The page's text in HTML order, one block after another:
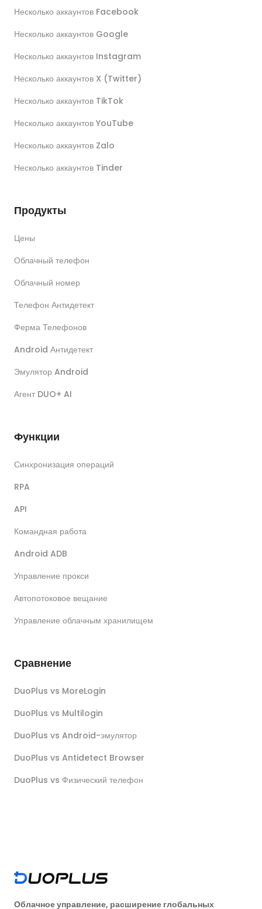
Несколько аккаунтов Facebook
Несколько аккаунтов Google
Несколько аккаунтов Instagram
Несколько аккаунтов X (Twitter)
Несколько аккаунтов TikTok
Несколько аккаунтов YouTube
Несколько аккаунтов Zalo
Несколько аккаунтов Tinder
Продукты
Цены
Облачный телефон
Облачный номер
Телефон Антидетект
Ферма Телефонов
Android Антидетект
Эмулятор Android
Агент DUO+ AI
Функции
Синхронизация операций
RPA
API
Командная работа
Android ADB
Управление прокси
Автопотоковое вещание
Управление облачным хранилищем
Сравнение
DuoPlus vs MoreLogin
DuoPlus vs Multilogin
DuoPlus vs Android-эмулятор
DuoPlus vs Antidetect Browser
DuoPlus vs Физический телефон
Облачное управление, расширение глобальных